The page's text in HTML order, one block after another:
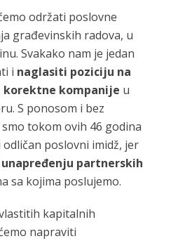
održati poslovne
građevinskih radova, u
Svakako nam je jedan
i naglasiti poziciju na
kompanije u
S ponosom i bez
tokom ovih 46 godina
poslovni imidž, jer
partnerskih
sa kojima poslujemo.
kapitalnih
napraviti